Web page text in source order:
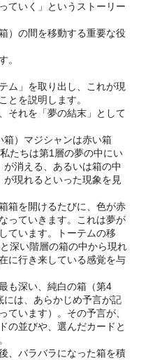
ていく」というストーリー
）の間を移動する重要な役
。
ム」を取り出し、これが現
とを説明します。
それを「夢の結末」として
箱）マジシャンは赤い箱
たちは第1層の夢の中にい
が消える、あるいは箱の中
現れるといった現象を見
箱を開けるたびに、色が赤
っていきます。これは夢が
ています。トーテムの移
深い階層の箱の中から現れ
に行き来している感覚を与
も深い、純白の箱（第4
には、あらかじめ予言が記
ています）。その予言が、
の並びや、選んだカードと
、バラバラになった箱を積